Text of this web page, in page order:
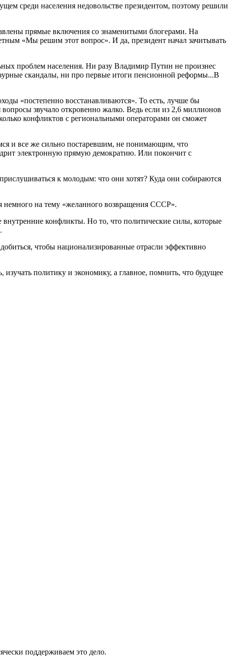
среди населения недовольстве президентом, поэтому решили
прямые включения со знаменитыми блогерами. На
«Мы решим этот вопрос». И да, президент начал зачитывать
проблем населения. Ни разу Владимир Путин не произнес
скандалы, ни про первые итоги пенсионной реформы...В
«постепенно восстанавливаются». То есть, лучше бы
звучало откровенно жалко. Ведь если из 2,6 миллионов
конфликтов с региональными операторами он сможет
и все же сильно постаревшим, не понимающим, что
электронную прямую демократию. Или покончит с
к молодым: что они хотят? Куда они собираются
немного на тему «желанного возвращения СССР».
внутренние конфликты. Но то, что политические силы, которые
чтобы национализированные отрасли эффективно
политику и экономику, а главное, помнить, что будущее
поддерживаем это дело.